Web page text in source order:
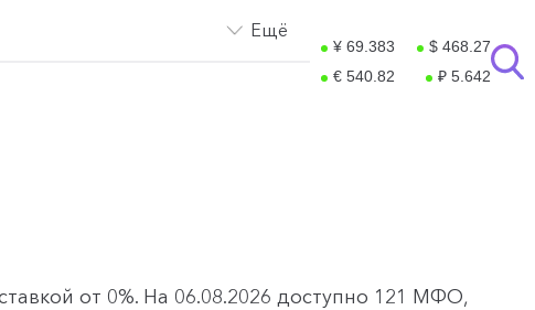
Ещё
¥ 69.383
$ 468.27
€ 540.82
₽ 5.642
от 0%. На 06.08.2026 доступно 121 МФО,